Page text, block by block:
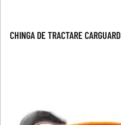
CHINGA DE TRACTARE